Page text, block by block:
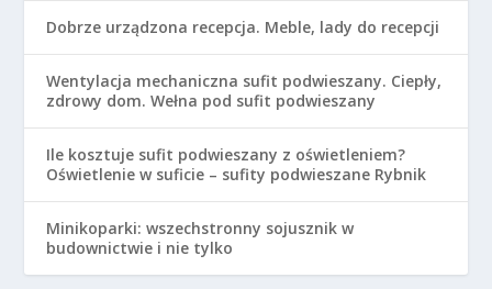
Dobrze urządzona recepcja. Meble, lady do recepcji
Wentylacja mechaniczna sufit podwieszany. Ciepły,
zdrowy dom. Wełna pod sufit podwieszany
Ile kosztuje sufit podwieszany z oświetleniem?
Oświetlenie w suficie – sufity podwieszane Rybnik
Minikoparki: wszechstronny sojusznik w
budownictwie i nie tylko